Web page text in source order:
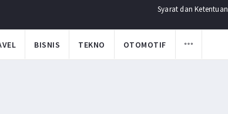
Syarat dan Ketentuan
BISNIS TEKNO
OTOMOTIF